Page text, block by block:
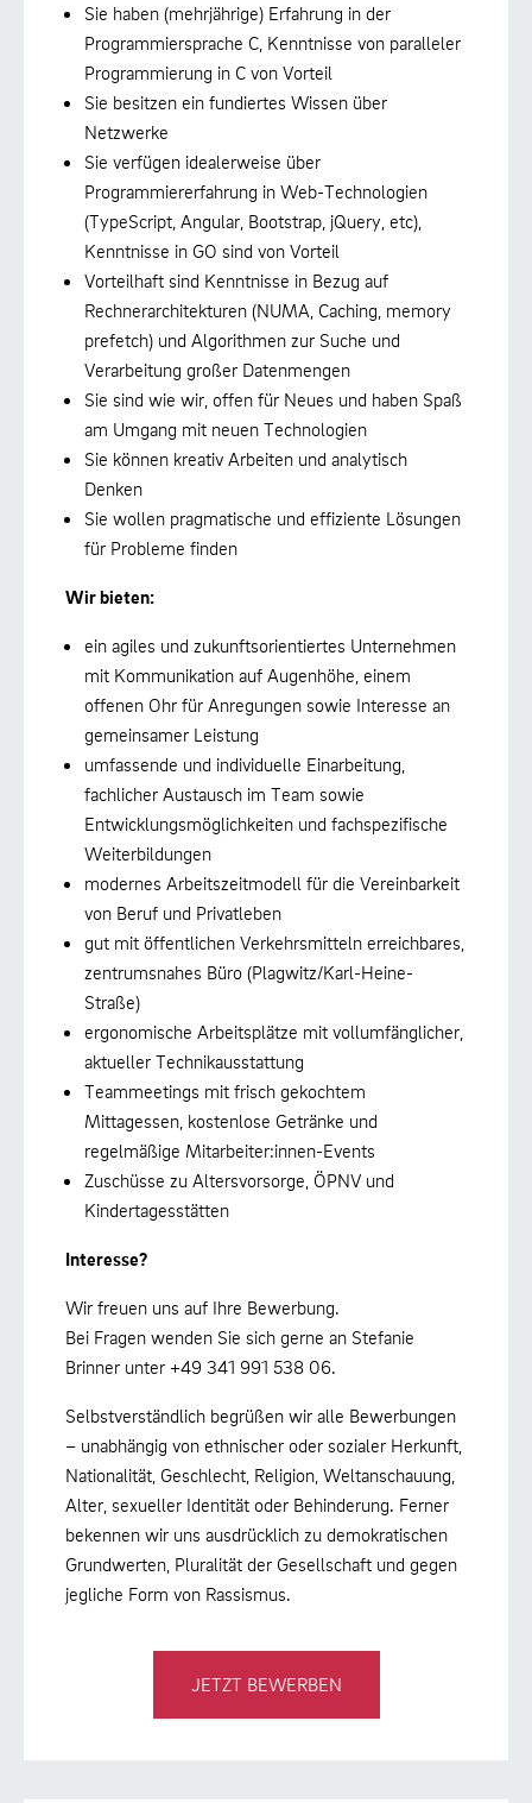
Sie haben (mehrjährige) Erfahrung in der
Programmiersprache C, Kenntnisse von paralleler
Programmierung in C von Vorteil
Sie besitzen ein fundiertes Wissen über
Netzwerke
Sie verfügen idealerweise über
Programmiererfahrung in Web-Technologien
(TypeScript, Angular, Bootstrap, jQuery, etc),
Kenntnisse in GO sind von Vorteil
Vorteilhaft sind Kenntnisse in Bezug auf
Rechnerarchitekturen (NUMA, Caching, memory
prefetch) und Algorithmen zur Suche und
Verarbeitung großer Datenmengen
Sie sind wie wir, offen für Neues und haben Spaß
am Umgang mit neuen Technologien
Sie können kreativ Arbeiten und analytisch
Denken
Sie wollen pragmatische und effiziente Lösungen
für Probleme finden
Wir bieten:
ein agiles und zukunftsorientiertes Unternehmen
mit Kommunikation auf Augenhöhe, einem
offenen Ohr für Anregungen sowie Interesse an
gemeinsamer Leistung
umfassende und individuelle Einarbeitung,
fachlicher Austausch im Team sowie
Entwicklungsmöglichkeiten und fachspezifische
Weiterbildungen
modernes Arbeitszeitmodell für die Vereinbarkeit
von Beruf und Privatleben
gut mit öffentlichen Verkehrsmitteln erreichbares,
zentrumsnahes Büro (Plagwitz/Karl-Heine-
Straße)
ergonomische Arbeitsplätze mit vollumfänglicher,
aktueller Technikausstattung
Teammeetings mit frisch gekochtem
Mittagessen, kostenlose Getränke und
regelmäßige Mitarbeiter:innen-Events
Zuschüsse zu Altersvorsorge, ÖPNV und
Kindertagesstätten
Interesse?
Wir freuen uns auf Ihre Bewerbung.
Bei Fragen wenden Sie sich gerne an Stefanie
Brinner unter +49 341 991 538 06.
Selbstverständlich begrüßen wir alle Bewerbungen
– unabhängig von ethnischer oder sozialer Herkunft,
Nationalität, Geschlecht, Religion, Weltanschauung,
Alter, sexueller Identität oder Behinderung. Ferner
bekennen wir uns ausdrücklich zu demokratischen
Grundwerten, Pluralität der Gesellschaft und gegen
jegliche Form von Rassismus.
JETZT BEWERBEN